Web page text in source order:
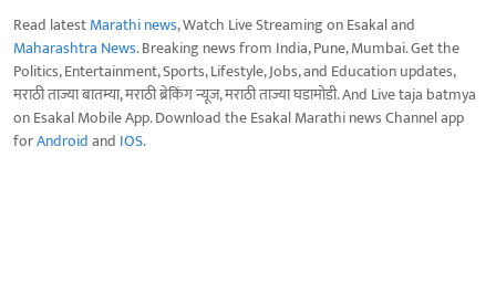
Read latestMarathi news, Watch Live Streaming on Esakal and
Maharashtra News. Breaking news from India, Pune, Mumbai. Get the
Politics, Entertainment, Sports, Lifestyle, Jobs, and Education updates,
मराठी ताज्या बातम्या, मराठी ब्रेकिंग न्यूज, मराठी ताज्या घडामोडी. And Live taja batmya
on Esakal Mobile App. Download the Esakal Marathi news Channel app
forAndroidand IOS.